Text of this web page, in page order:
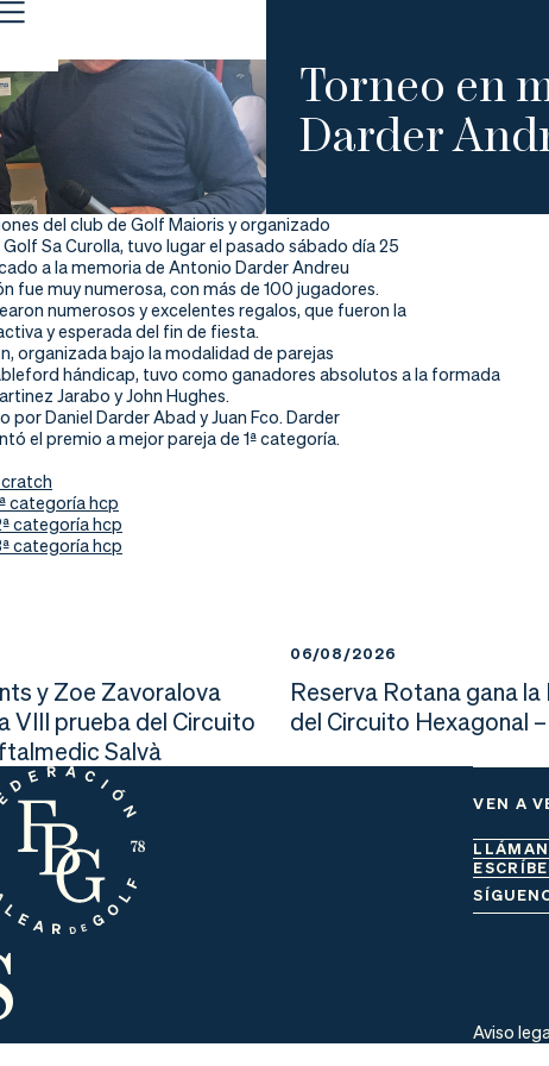
Torneo en
Darder
del club de Golf Maioris y organizado
Sa Curolla, tuvo lugar el pasado sábado día 25
a la memoria de Antonio Darder Andreu
fue muy numerosa, con más de 100 jugadores.
numerosos y excelentes regalos, que fueron la
y esperada del fin de fiesta.
organizada bajo la modalidad de parejas
hándicap, tuvo como ganadores absolutos a la formada
Jarabo y John Hughes.
por Daniel Darder Abad y Juan Fco. Darder
el premio a mejor pareja de 1ª categoría.
categoría hcp
categoría hcp
categoría hcp
y Zoe Zavoralova
VIII prueba del Circuito
Salvà
06/08/2026
Reserva Rotana gana la
del Circuito Hexagonal
VEN A
Aviso